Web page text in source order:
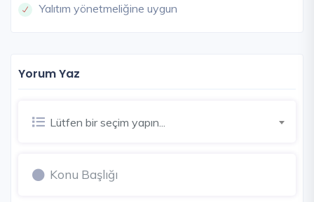
Yalıtım yönetmeliğine uygun
Yorum Yaz
Lütfen bir seçim yapın...